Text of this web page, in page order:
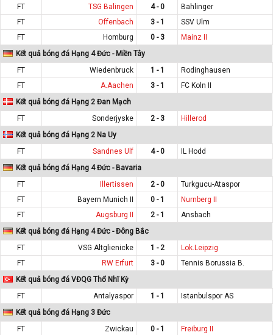
FT TSG Balingen 4 - 0
Bahlinger
FT
Offenbach 3 - 1
SSV Ulm
FT
Homburg 0 - 3
Mainz II
Kết quả bóng đá Hạng 4 Đức - Miền Tây
FT
Wiedenbruck 1 - 1
Rodinghausen
FT
A.Aachen 3 - 1
FC Koln II
Kết quả bóng đá Hạng 2 Đan Mạch
FT
Sonderjyske 2 - 3
Hillerod
Kết quả bóng đá Hạng 2 Na Uy
FT
Sandnes Ulf 4 - 0
IL Hodd
Kết quả bóng đá Hạng 4 Đức - Bavaria
FT
Illertissen 2 - 0
Turkgucu-Ataspor
FT
Bayern Munich II 0 - 1
Nurnberg II
FT
Augsburg II 2 - 1
Ansbach
Kết quả bóng đá Hạng 4 Đức - Đông Bắc
FT
VSG Altglienicke 1 - 2
Lok.Leipzig
FT
RW Erfurt 3 - 0
Tennis Borussia B.
Kết quả bóng đá VĐQG Thổ Nhĩ Kỳ
FT
Antalyaspor 1 - 1
Istanbulspor AS
Kết quả bóng đá Hạng 3 Đức
FT
Zwickau 0 - 1
Freiburg II